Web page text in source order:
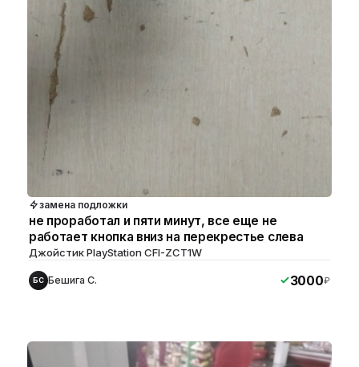
замена подложки
не проработал и пяти минут, все еще не
работает кнопка вниз на перекрестье слева
Джойстик PlayStation CFI-ZCT1W
БС Бешига С. 3000₽